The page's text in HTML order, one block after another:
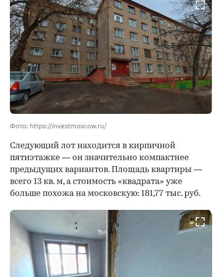
Фото: https://investmoscow.ru/
Следующий лот находится в кирпичной
пятиэтажке — он значительно компактнее
предыдущих вариантов. Площадь квартиры —
всего 13 кв. м, а стоимость «квадрата» уже
больше похожа на московскую: 181,77 тыс. руб.